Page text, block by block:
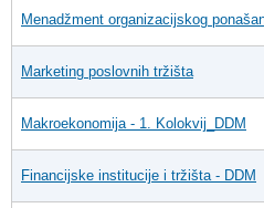
Menadžment organizacijskog
Marketing poslovnih tržišta
Makroekonomija - 1. Kolokvij_DDM
Financijske institucije i tržišta - DDM